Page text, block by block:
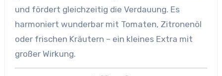
und fördert gleichzeitig die Verdauung. Es
harmoniert wunderbar mit Tomaten, Zitronenöl
oder frischen Kräutern – ein kleines Extra mit
großer Wirkung.